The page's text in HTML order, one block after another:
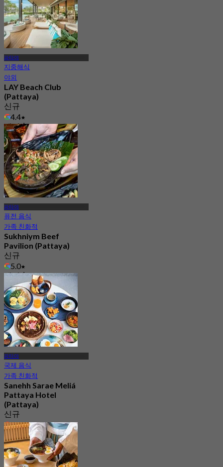
파타야
지중해식
야외
LAY Beach Club
(Pattaya)
신규
4.4
에서฿ 666.66
파타야
퓨전 음식
가족 친화적
Sukhniym Beef
Pavilion (Pattaya)
신규
5.0
에서฿ 590
파타야
국제 음식
가족 친화적
Sanehh Sarae Meliá
Pattaya Hotel
(Pattaya)
신규
5.0
에서฿ 450